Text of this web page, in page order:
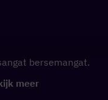
bersemangat.
meer